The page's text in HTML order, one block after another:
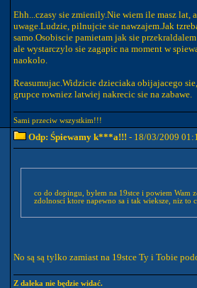
Ehh...czasy sie zmienily.Nie wiem ile masz lat,
uwage.Ludzie, pilnujcie sie nawzajem.Jak
samo.Osobiscie pamietam jak sie
ale wystarczylo sie zagapic na moment w
naokolo.
Reasumujac.Widzicie dzieciaka obijajacego
grupce rowniez latwiej nakrecic sie na zabawe.
Sami przeciw wszystkim!!!
Odp: Śpiewamy k***a!!! - 18/03/2009
co do dopingu, bylem na 19stce i powiem Wam
zdolnosci ktore napewno sa i tak wieksze, niz to
No są są tylko zamiast na 19stce Ty i Tobie
Z daleka nie będzie widać.